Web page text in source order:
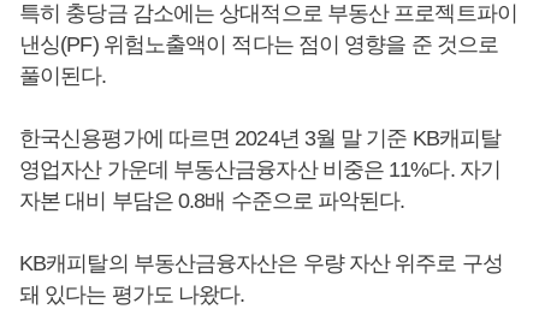
특히 충당금 감소에는 상대적으로 부동산 프로젝트파이
낸싱(PF) 위험노출액이 적다는 점이 영향을 준 것으로
풀이된다.
한국신용평가에 따르면 2024년 3월 말 기준 KB캐피탈
영업자산 가운데 부동산금융자산 비중은 11%다. 자기
자본 대비 부담은 0.8배 수준으로 파악된다.
KB캐피탈의 부동산금융자산은 우량 자산 위주로 구성
돼 있다는 평가도 나왔다.